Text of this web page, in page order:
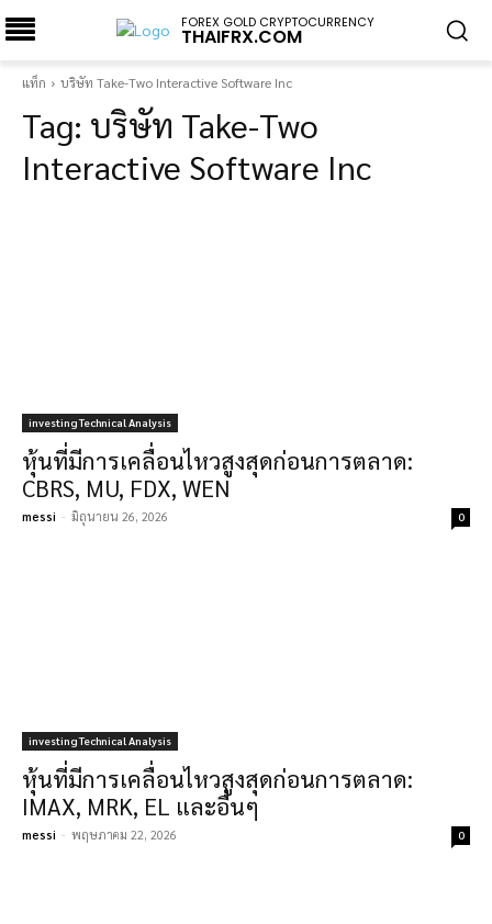
FOREX GOLD CRYPTOCURRENCY
THAIFRX.COM
แท็ก บริษัท Take-Two Interactive Software Inc
Tag: บริษัท Take-Two
Interactive Software Inc
investing Technical Analysis
หุ้นที่มีการเคลื่อนไหวสูงสุดก่อนการตลาด:
CBRS, MU, FDX, WEN
messi - มิถุนายน 26, 2026 0
investing Technical Analysis
หุ้นที่มีการเคลื่อนไหวสูงสุดก่อนการตลาด:
IMAX, MRK, EL และอื่นๆ
messi - พฤษภาคม 22, 2026 0